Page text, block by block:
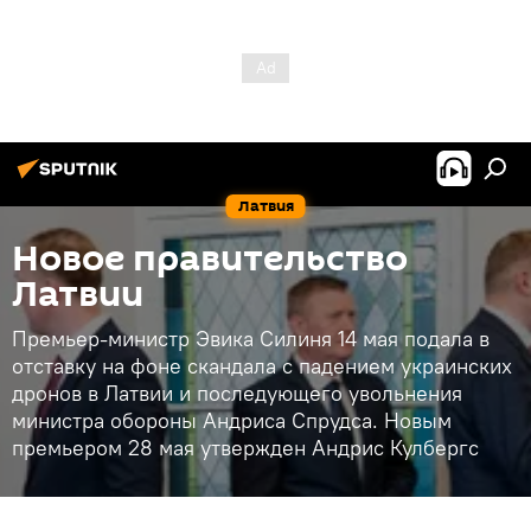
Латвия
Новое правительство
Латвии
Премьер-министр Эвика Силиня 14 мая подала в
отставку на фоне скандала с падением украинских
дронов в Латвии и последующего увольнения
министра обороны Андриса Спрудса. Новым
премьером 28 мая утвержден Андрис Кулбергс